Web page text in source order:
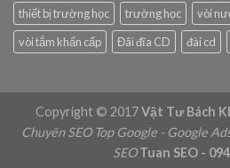
thiết bị trường học
trường học vòi
vòi tắm khẩn cấp
Đâì đĩa CD đài cd
Copyright © 2017Vật Tư Bách
Chuyên SEO Top Google - Google
SEO Tuan SEO -